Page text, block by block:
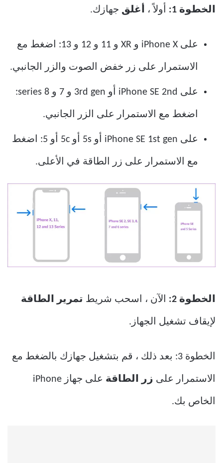
الخطوة 1: أولاً ، أغلق جهازك.
على iPhone X و XR و 11 و 12 و 13: اضغط مع
الاستمرار على زر خفض الصوت والزر الجانبي.
على iPhone SE 2nd أو 3rd gen و 7 و 8 series:
اضغط مع الاستمرار على الزر الجانبي.
على iPhone SE 1st gen أو 5s أو 5c أو 5: اضغط
مع الاستمرار على زر الطاقة في الأعلى.
الخطوة 2: الآن ، اسحب شريط تمرير الطاقة
لإيقاف تشغيل الجهاز.
الخطوة 3: بعد ذلك ، قم بتشغيل جهازك بالضغط مع
الاستمرار على زر الطاقة على جهاز iPhone
الخاص بك.